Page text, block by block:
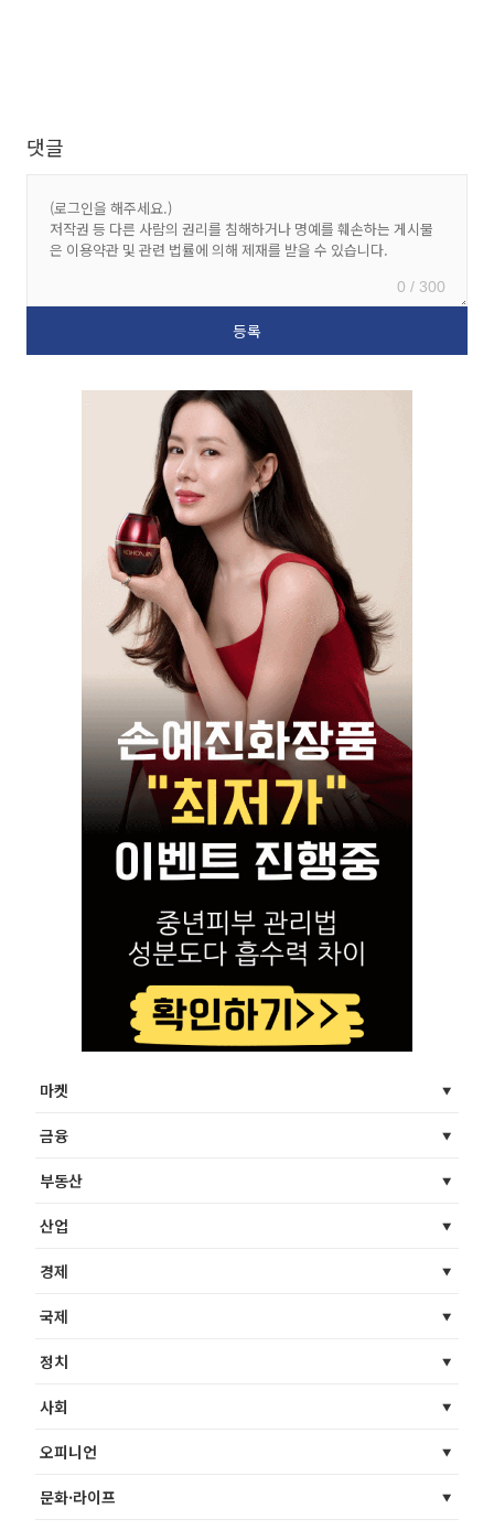
댓글
0 / 300
마켓
금융
부동산
산업
경제
국제
정치
사회
오피니언
문화·라이프